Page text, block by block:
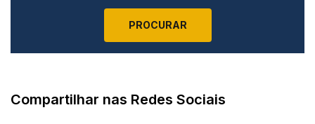
Compartilhar nas Redes Sociais